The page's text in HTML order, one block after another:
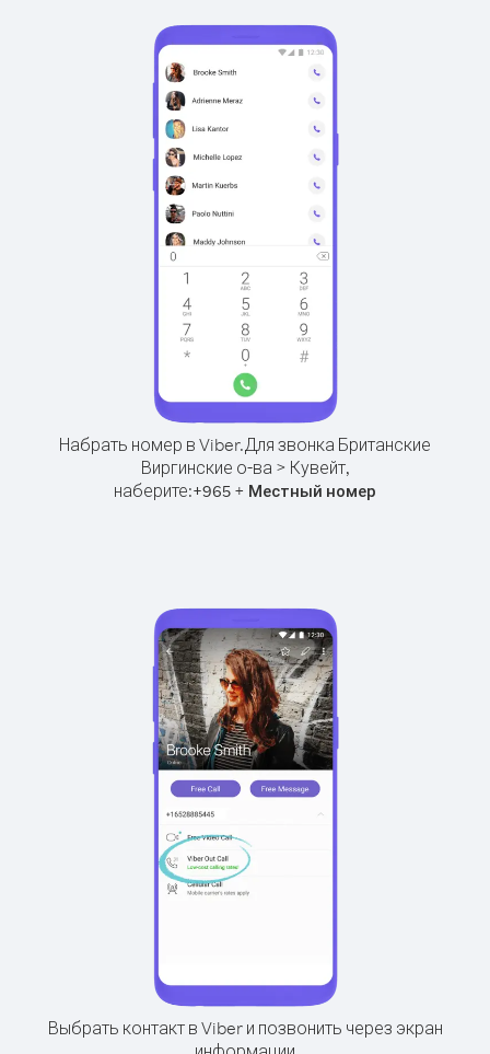
Набрать номер в Viber.Для звонка Британские
Виргинские о-ва > Кувейт,
наберите:+965 + Местный номер
Выбрать контакт в Viber и позвонить через экран